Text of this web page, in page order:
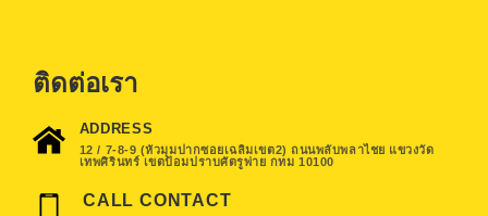
ติดต่อเรา
ADDRESS
12 / 7-8-9 (หัวมุมปากซอยเฉลิมเขต2) ถนนพลับพลาไชย แขวงวัด
เทพศิรินทร์ เขตป้อมปราบศัตรูพ่าย กทม 10100
CALL CONTACT